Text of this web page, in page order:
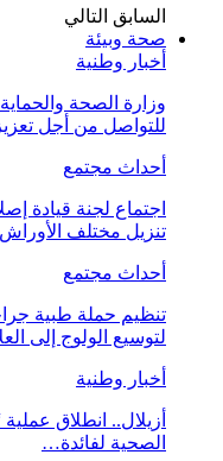
السابق التالي
صحة وبيئة
أخبار وطنية
وزارة الصحة
للتواصل من أجل
أحداث مجتمع
اجتماع لجنة قيادة
تنزيل مختلف
أحداث مجتمع
لتوسيع الولوج إلى
أخبار وطنية
الصحية لفائدة…